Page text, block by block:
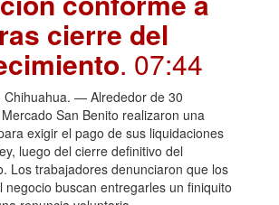
cierre del
. 07:44
Chihuahua. — Alrededor de 30
San Benito realizaron una
exigir el pago de sus liquidaciones
luego del cierre definitivo del
Los trabajadores denunciaron que los
negocio buscan entregarles un finiquito